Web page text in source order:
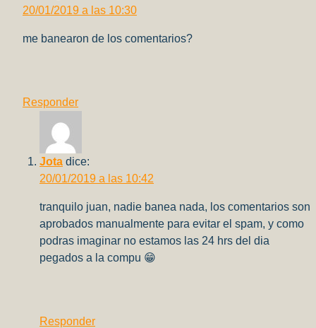
20/01/2019 a las 10:30
me banearon de los comentarios?
Responder
Jota dice:
20/01/2019 a las 10:42
tranquilo juan, nadie banea nada, los comentarios son
aprobados manualmente para evitar el spam, y como
podras imaginar no estamos las 24 hrs del dia
pegados a la compu 😁
Responder